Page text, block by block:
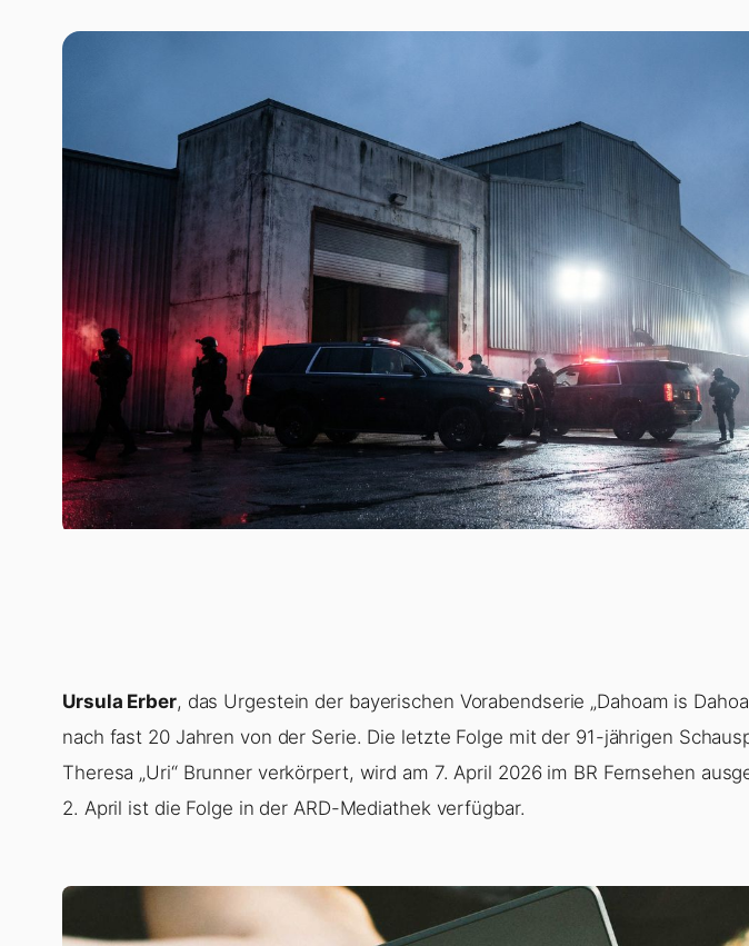
Ursula Erber, das Urgestein der bayerischen Vorabendserie „Dahoam is
nach fast 20 Jahren von der Serie. Die letzte Folge mit der 91-jährigen
Theresa „Uri“ Brunner verkörpert, wird am 7. April 2026 im BR Fernsehen
2. April ist die Folge in der ARD-Mediathek verfügbar.